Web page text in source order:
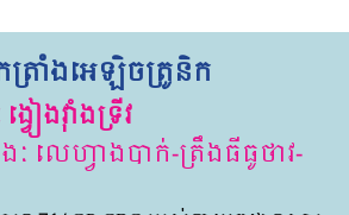
រាំងអេឡិចត្រូនិក
វៀងវ៉ាំងទ្រីវ
ៈ លេហ្វាងបាក់-ត្រឹងធីធូថាវ-